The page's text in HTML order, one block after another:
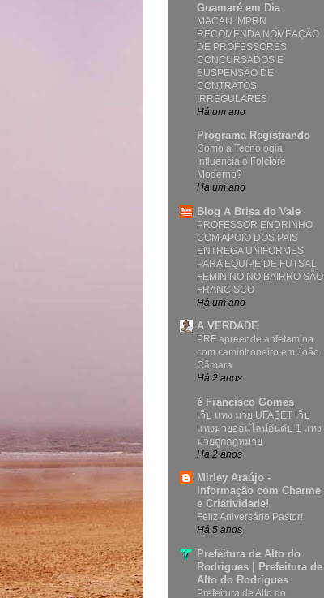
Guamaré em Dia
MACAU: MPRN
RECOMENDA NOMEAÇÃO
DE PROFESSORES
CONCURSADOS E
SUSPENSÃO DE
CONTRATOS
IRREGULARES
Há um ano
Programa Registrando
Como a Tecnologia
Influencia o Folclore
Moderno?
Há um ano
Blog A Brisa do Vale
PROFESSOR ENDRINHO
COM APOIO DOS PAIS
ENTREGA UNIFORMES
PARA EQUIPE DE FUTSAL
FEMININO NO BAIRRO SÃO
FRANCISCO
Há um ano
A VERDADE
PRF apreende anfetamina
com caminhoneiro em João
Câmara
Há 2 anos
é Francisco Gomes
เว็บ แทง มวย UFABET เว็บ
แทงมวยออนไลน์อันดับ 1 แทง
มวยถูกกฎหมาย
Há 2 anos
Mirley Araújo -
Informação com Charme
e Criatividade!
Feliz Aniversário Pastor!
Há 5 anos
Prefeitura de Alto do
Rodrigues | Prefeitura de
Alto do Rodrigues
Prefeitura de Alto do